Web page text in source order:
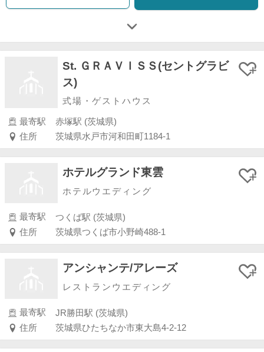
St. ＧＲＡＶＩＳＳ(セントグラビ
ス)
式場・ゲストハウス
最寄駅
赤塚駅 (茨城県)
住所
茨城県水戸市河和田町1184-1
ホテルグランド東雲
ホテルウエディング
最寄駅
つくば駅 (茨城県)
住所
茨城県つくば市小野崎488-1
アンシャンテ/アレーズ
レストランウエディング
最寄駅
JR勝田駅 (茨城県)
住所
茨城県ひたちなか市東大島4-2-12